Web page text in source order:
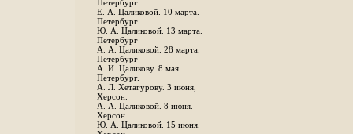
Петербург
Е. А. Цаликовой. 10 марта.
Петербург
Ю. А. Цаликовой. 13 марта.
Петербург
А. А. Цаликовой. 28 марта.
Петербург
А. И. Цаликову. 8 мая.
Петербург.
А. Л. Хетагурову. 3 июня,
Херсон.
А. А. Цаликовой. 8 июня.
Херсон
Ю. А. Цаликовой. 15 июня.